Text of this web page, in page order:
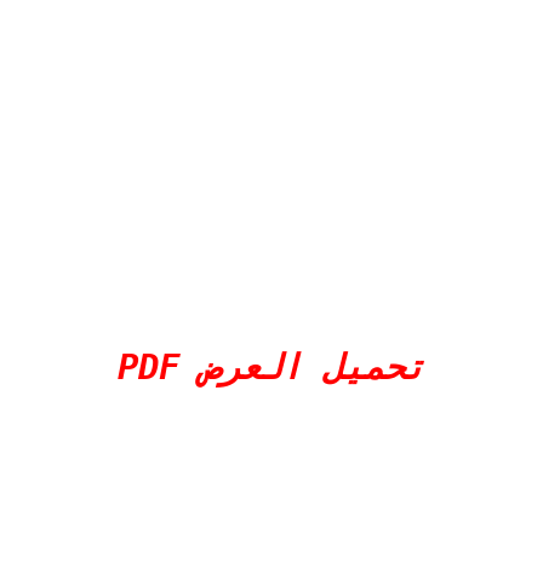
تحميل العرض PDF